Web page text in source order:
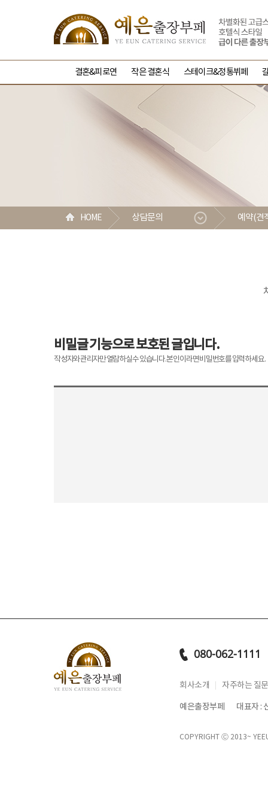
결혼&피로연 작은 결혼식 스테이크&정통뷔페
HOME 상담문의 예약(견
비밀글 기능으로 보호된 글입니다.
작성자와 관리자만 열람하실 수 있습니다. 본인이라면 비밀번호를 입력하세요.
080-062-1111
회사소개 자주하는 질문
예은출장부페 대표자 :
COPYRIGHT Ⓒ 2013~